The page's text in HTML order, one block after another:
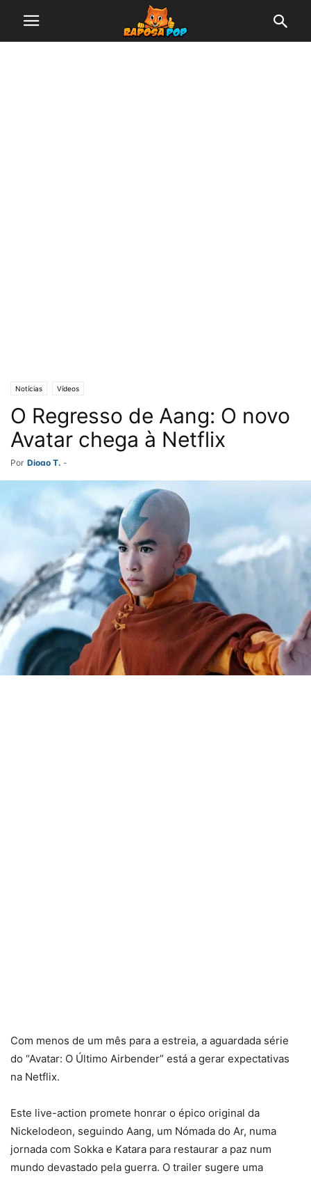
Notícias Vídeos
O Regresso de Aang: O novo
Avatar chega à Netflix
Por Diogo T. -
Com menos de um mês para a estreia, a aguardada série
do “Avatar: O Último Airbender” está a gerar expectativas
na Netflix.
Este live-action promete honrar o épico original da
Nickelodeon, seguindo Aang, um Nómada do Ar, numa
jornada com Sokka e Katara para restaurar a paz num
mundo devastado pela guerra. O trailer sugere uma